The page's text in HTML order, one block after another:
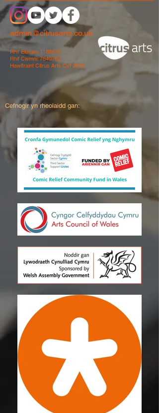
admin@citrusarts.co.uk
Rhif Elusen: 1188670
Rhif Cwmni:7840762
Hawlfraint Citrus Arts Cyf 2020
Cefnogir yn rheolaidd gan: